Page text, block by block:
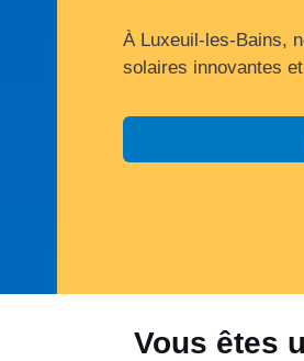
À Luxeuil-les-Bains,
solaires innovantes
Vous êtes